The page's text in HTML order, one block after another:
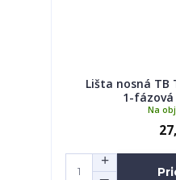
Lišta nosná TB
1-
Na